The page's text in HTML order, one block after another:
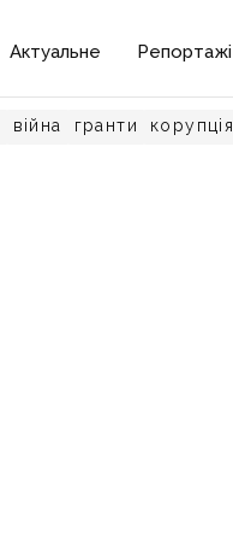
Актуальне Репортажі
війна гранти корупція